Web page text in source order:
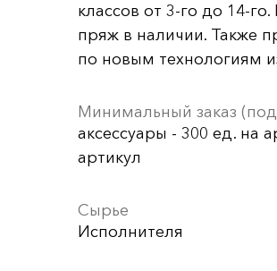
классов от 3-го до 14-
пряж в наличии. Также
по новым технологиям
Минимальный заказ
аксессуары - 300 ед. на
артикул
Сырье
Исполнителя